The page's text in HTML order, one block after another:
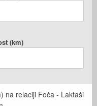
(km)
na relaciji Foča - Laktaši